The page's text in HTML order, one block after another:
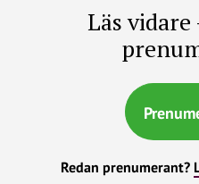
Läs
Redan prenumerant?